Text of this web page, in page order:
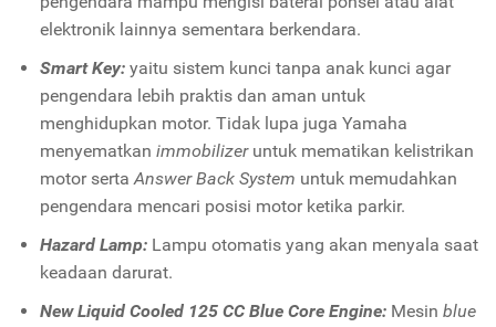
elektronik lainnya sementara berkendara.
Smart Key: yaitu sistem kunci tanpa anak kunci agar
pengendara lebih praktis dan aman untuk
menghidupkan motor. Tidak lupa juga Yamaha
menyematkan immobilizer untuk mematikan kelistrikan
motor sertaAnswer Back System untuk memudahkan
pengendara mencari posisi motor ketika parkir.
Hazard Lamp: Lampu otomatis yang akan menyala saat
keadaan darurat.
New Liquid Cooled 125 CC Blue Core Engine: Mesin blue